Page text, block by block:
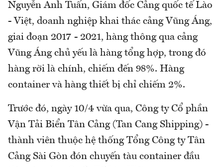
Nguyễn Anh Tuấn, Giám đốc Cảng quốc tế Lào
- Việt, doanh nghiệp khai thác cảng Vũng Áng,
giai đoạn 2017 - 2021, hàng thông qua cảng
Vũng Áng chủ yếu là hàng tổng hợp, trong đó
hàng rời là chính, chiếm đến 98%. Hàng
container và hàng thiết bị chỉ chiếm 2%.
Trước đó, ngày 10/4 vừa qua, Công ty Cổ phần
Vận Tải Biển Tân Cảng (Tan Cang Shipping) -
thành viên thuộc hệ thống Tổng Công ty Tân
Cảng Sài Gòn đón chuyến tàu container đầu